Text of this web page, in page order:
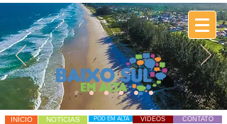
INÍCIO NOTÍCIAS POD EM ALTA VÍDEOS CONTATO